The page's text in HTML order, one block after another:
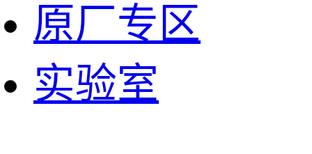
原厂专区
实验室